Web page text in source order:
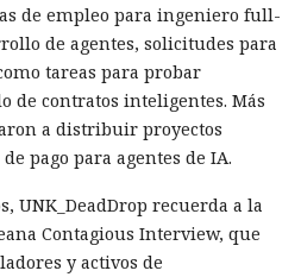
de empleo para ingeniero full-
de agentes, solicitudes para
tareas para probar
de contratos inteligentes. Más
a distribuir proyectos
pago para agentes de IA.
UNK_DeadDrop recuerda a la
Contagious Interview, que
y activos de